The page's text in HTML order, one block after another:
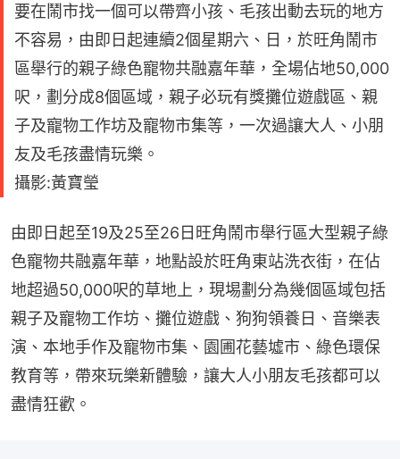
要在鬧市找一個可以帶齊小孩、毛孩出動去玩的地方
不容易，由即日起連續2個星期六、日，於旺角鬧市
區舉行的親子綠色寵物共融嘉年華，全場佔地50,000
呎，劃分成8個區域，親子必玩有獎攤位遊戲區、親
子及寵物工作坊及寵物市集等，一次過讓大人、小朋
友及毛孩盡情玩樂。
攝影:黃寶瑩
由即日起至19及25至26日旺角鬧市舉行區大型親子綠
色寵物共融嘉年華，地點設於旺角東站洗衣街，在佔
地超過50,000呎的草地上，現埸劃分為幾個區域包括
親子及寵物工作坊、攤位遊戲、狗狗領養日、音樂表
演、本地手作及寵物市集、園圃花藝墟市、綠色環保
教育等，帶來玩樂新體驗，讓大人小朋友毛孩都可以
盡情狂歡。